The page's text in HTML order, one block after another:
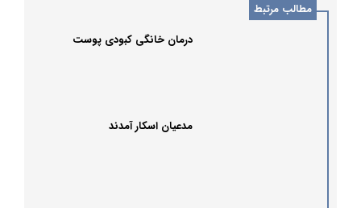
مطالب مرتبط
درمان خانگی کبودی پوست
مدعیان اسکار آمدند